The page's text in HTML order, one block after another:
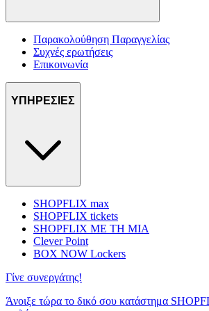
Παρακολούθηση Παραγγελίας
Συχνές ερωτήσεις
Επικοινωνία
ΥΠΗΡΕΣΙΕΣ
SHOPFLIX max
SHOPFLIX tickets
SHOPFLIX ΜΕ ΤΗ ΜΙΑ
Clever Point
BOX NOW Lockers
Γίνε συνεργάτης!
Άνοιξε τώρα το δικό σου κατάστημα